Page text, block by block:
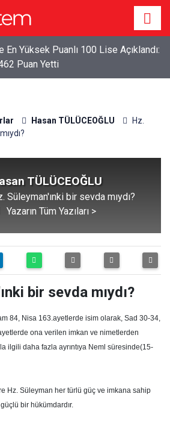
En Yüksek Puanlı 100 Lise Açıklandı:
Puan Yetti
Hasan TÜLÜCEOĞLU
Hz.
TÜLÜCEOĞLU
Süleyman'ınki bir sevda mıydı?
Yazarın Tüm Yazıları >
bir sevda mıydı?
84, Nisa 163.ayetlerde isim olarak, Sad 30-34,
ona verilen imkan ve nimetlerden
ilgili daha fazla ayrıntıya Neml süresinde(15-
Hz. Süleyman her türlü güç ve imkana sahip
bir hükümdardır.